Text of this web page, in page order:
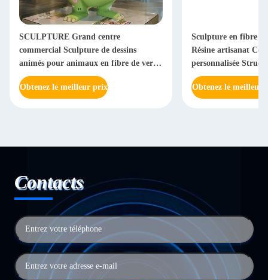
SCULPTURE Grand centre
commercial Sculpture de dessins
animés pour animaux en fibre de verre
de couleur personnalisée
Obtenez le meilleur prix
Sculpture en fibre
Résine artisanat
personnalisée
d'action Ornament
Obtenez le meilleur
Contacts